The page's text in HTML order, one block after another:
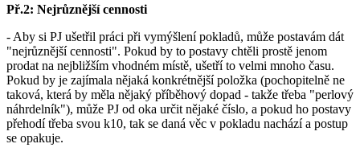
Př.2: Nejrůznější cennosti
- Aby si PJ ušetřil práci při vymýšlení pokladů, může postavám dát
"nejrůznější cennosti". Pokud by to postavy chtěli prostě jenom
prodat na nejbližším vhodném místě, ušetří to velmi mnoho času.
Pokud by je zajímala nějaká konkrétnější položka (pochopitelně ne
taková, která by měla nějaký příběhový dopad - takže třeba "perlový
náhrdelník"), může PJ od oka určit nějaké číslo, a pokud ho postavy
přehodí třeba svou k10, tak se daná věc v pokladu nachází a postup
se opakuje.